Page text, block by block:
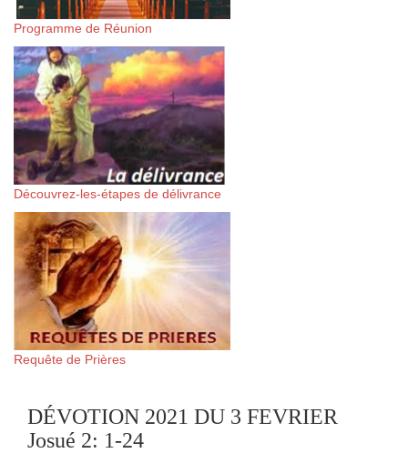
Programme de Réunion
Découvrez-les-étapes de délivrance
Requête de Prières
DÉVOTION 2021 DU 3 FEVRIER
Josué 2: 1-24